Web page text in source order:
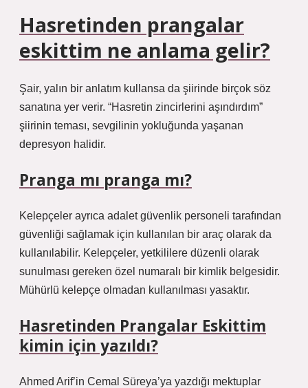
Hasretinden prangalar
eskittim ne anlama gelir?
Şair, yalın bir anlatım kullansa da şiirinde birçok söz
sanatına yer verir. “Hasretin zincirlerini aşındırdım”
şiirinin teması, sevgilinin yokluğunda yaşanan
depresyon halidir.
Pranga mı pranga mı?
Kelepçeler ayrıca adalet güvenlik personeli tarafından
güvenliği sağlamak için kullanılan bir araç olarak da
kullanılabilir. Kelepçeler, yetkililere düzenli olarak
sunulması gereken özel numaralı bir kimlik belgesidir.
Mühürlü kelepçe olmadan kullanılması yasaktır.
Hasretinden Prangalar Eskittim
kimin için yazıldı?
Ahmed Arif’in Cemal Süreya’ya yazdığı mektuplar